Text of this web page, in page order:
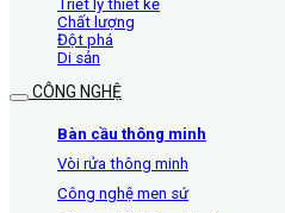
Triết lý thiết kế
Chất lượng
Đột phá
Di sản
CÔNG NGHỆ
Bàn cầu thông minh
Vòi rửa thông minh
Công nghệ men sứ